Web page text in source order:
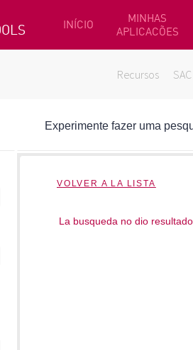
INÍCIO
MINHAS
APLICACÕES
Recursos SAC